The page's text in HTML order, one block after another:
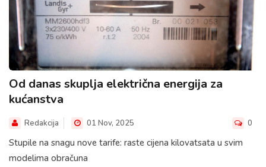
Od danas skuplja električna energija za
kućanstva
Redakcija 01 Nov, 2025 0
Stupile na snagu nove tarife: raste cijena kilovatsata u svim
modelima obračuna